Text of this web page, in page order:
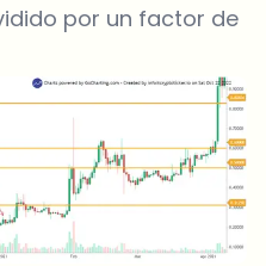
por un factor de